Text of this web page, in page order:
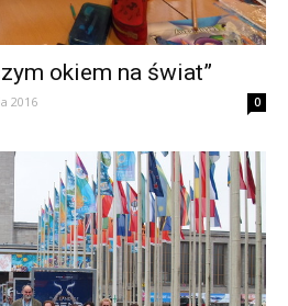
okiem na świat”
2016 0